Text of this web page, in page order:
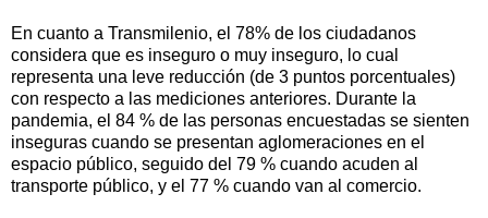
En cuanto a Transmilenio, el 78% de los ciudadanos
considera que es inseguro o muy inseguro, lo cual
representa una leve reducción (de 3 puntos porcentuales)
con respecto a las mediciones anteriores. Durante la
pandemia, el 84 % de las personas encuestadas se sienten
inseguras cuando se presentan aglomeraciones en el
espacio público, seguido del 79 % cuando acuden al
transporte público, y el 77 % cuando van al comercio.